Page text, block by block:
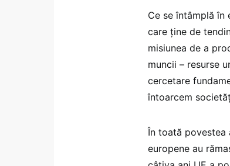
Ce se întâmplă în
care ține de
misiunea de a
muncii – resurse
cercetare
întoarcem
În toată povestea
europene au